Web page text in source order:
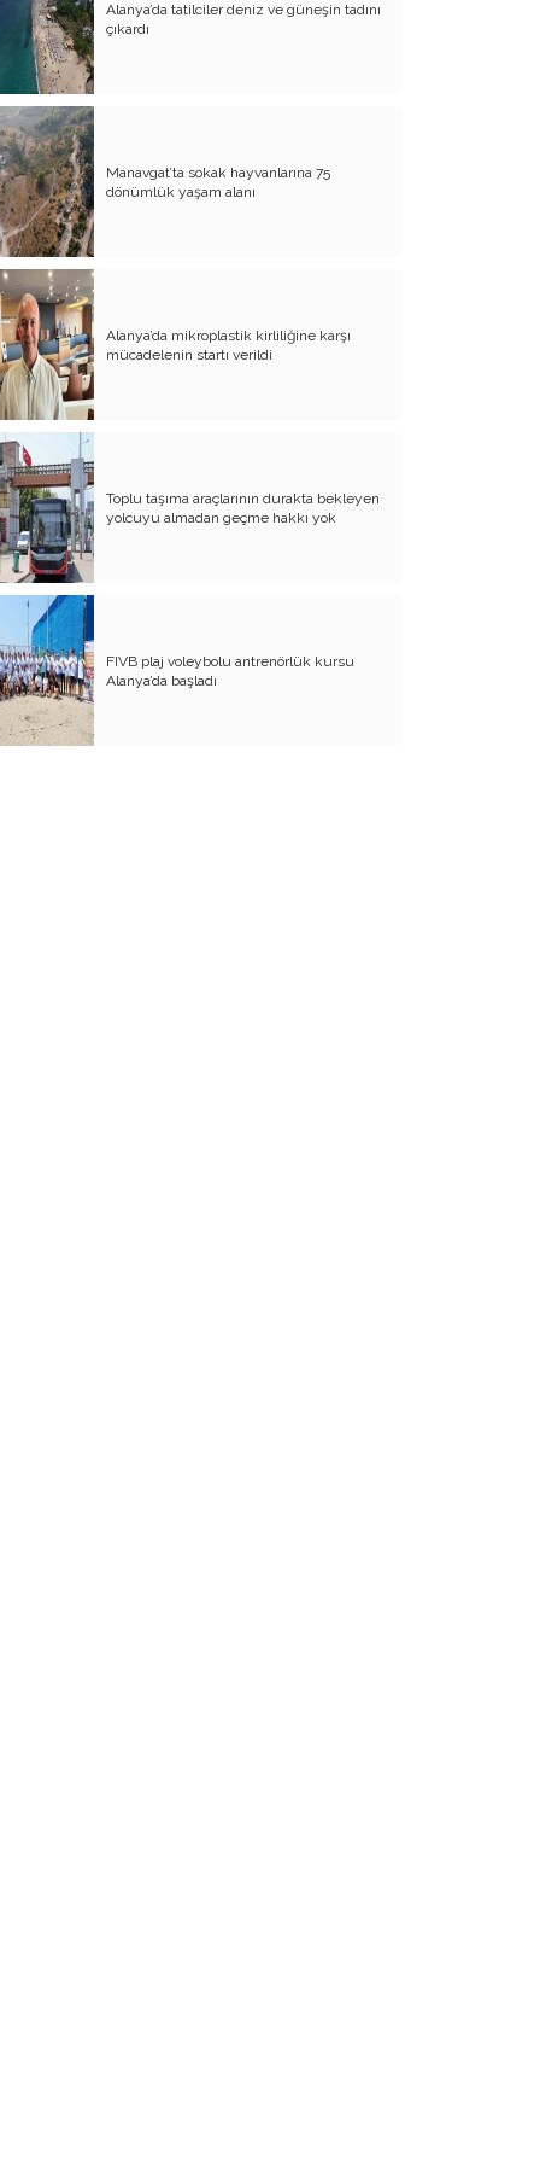
65 yaş sınırı, taş devrinden kalma bir
önyargıdır
Turizmin Olmadığı bir Dünya? İki ucu
pis bir değnek
Antalya Expo ölmesin
Ankara turizmde kabuğunu neden
kıramıyor?
2020’de ne oldu ve Yarın ne olacak? I
Dünyada ilk restoran nerede kuruldu?
Antalya – Kemer karayolu
kapatılmalıdır
2021 kötü gelsin, biz başarırız!
2021 – galiba – kötü gelecek ( I )
Artık ÇIPLAK ŞİRKETLER zamanı
Garson çorbanıza parmağını
soktuğunda II
Garson çorbanıza elini soktuğunda?
Pandemi sonrası Turizm aynı mı
kalacak?
Turizmin Geleceği ile ilgili cevapsız
sorular
Alanya’da tatilciler deniz ve güneşin tadını
çıkardı
Manavgat’ta sokak hayvanlarına 75
dönümlük yaşam alanı
Alanya’da mikroplastik kirliliğine karşı
mücadelenin startı verildi
Toplu taşıma araçlarının durakta bekleyen
yolcuyu almadan geçme hakkı yok
FIVB plaj voleybolu antrenörlük kursu
Alanya’da başladı